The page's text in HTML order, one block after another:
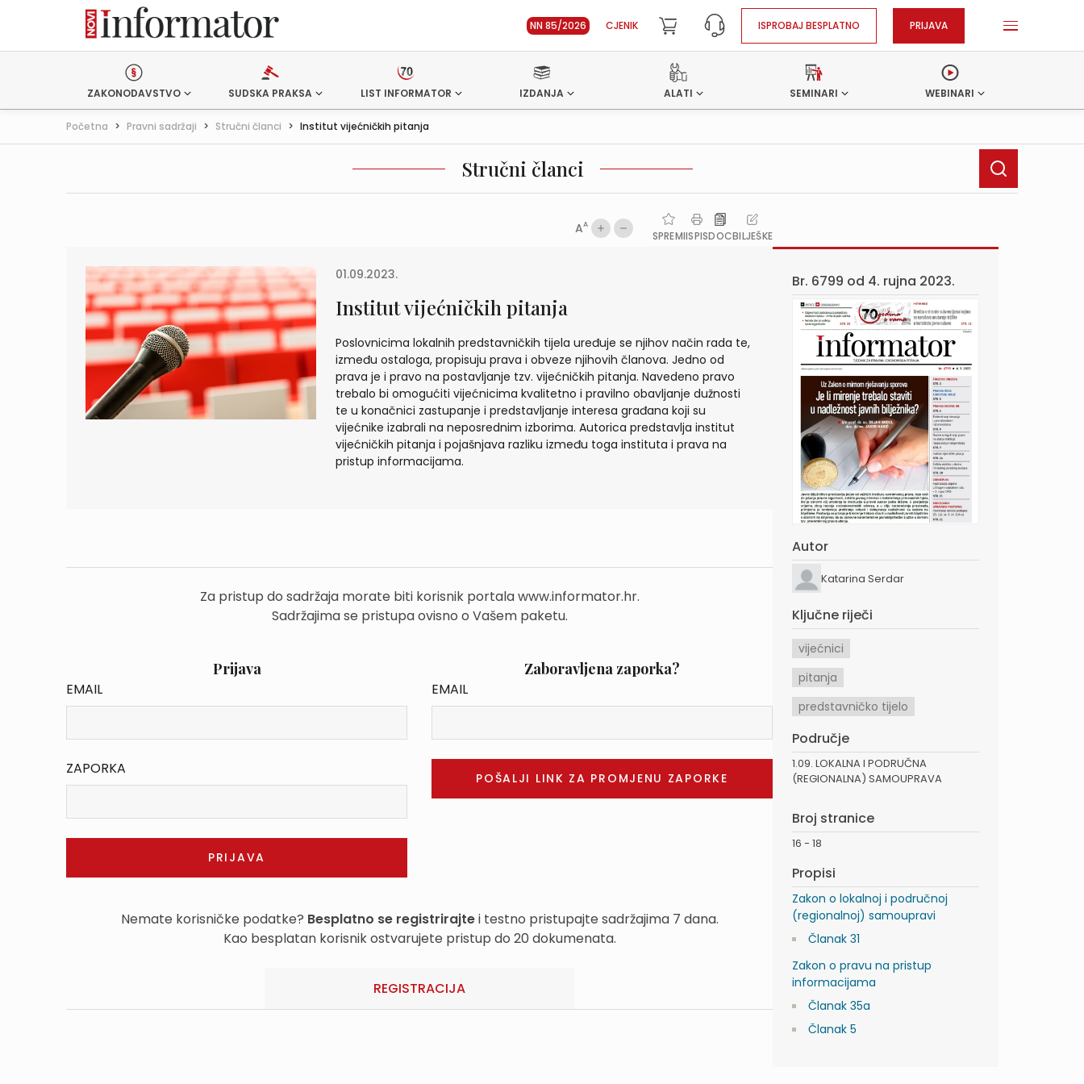
NN 85/2026 CJENIK ISPROBAJ BESPLATNO PRIJAVA
ZAKONODAVSTVO SUDSKA PRAKSA LIST INFORMATOR IZDANJA ALATI SEMINARI WEBINARI
Početna > Pravni sadržaji > Stručni članci > Institut vijećničkih pitanja
Stručni članci
AA
SPREMIISPISDOCBILJEŠKE
01.09.2023.
Institut vijećničkih pitanja
Poslovnicima lokalnih predstavničkih tijela uređuje se njihov način rada te,
između ostaloga, propisuju prava i obveze njihovih članova. Jedno od
prava je i pravo na postavljanje tzv. vijećničkih pitanja. Navedeno pravo
trebalo bi omogućiti vijećnicima kvalitetno i pravilno obavljanje dužnosti
te u konačnici zastupanje i predstavljanje interesa građana koji su
vijećnike izabrali na neposrednim izborima. Autorica predstavlja institut
vijećničkih pitanja i pojašnjava razliku između toga instituta i prava na
pristup informacijama.
Za pristup do sadržaja morate biti korisnik portala www.informator.hr.
Sadržajima se pristupa ovisno o Vašem paketu.
Prijava
EMAIL
ZAPORKA
Zaboravljena zaporka?
EMAIL
Nemate korisničke podatke? Besplatno se registrirajtei testno pristupajte sadržajima 7 dana.
Kao besplatan korisnik ostvarujete pristup do 20 dokumenata.
REGISTRACIJA
Br. 6799 od 4. rujna 2023.
Autor
Katarina Serdar
Ključne riječi
vijećnici
pitanja
predstavničko tijelo
Područje
1.09. LOKALNA I PODRUČNA
(REGIONALNA) SAMOUPRAVA
Broj stranice
16 - 18
Propisi
Zakon o lokalnoj i područnoj
(regionalnoj) samoupravi
Članak 31
Zakon o pravu na pristup
informacijama
Članak 35a
Članak 5